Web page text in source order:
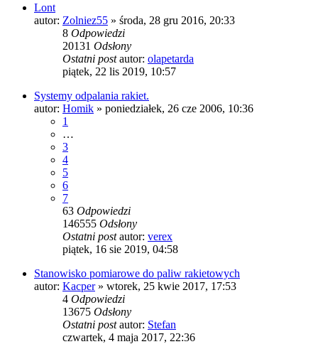
Lont
autor: Zolniez55 » środa, 28 gru 2016, 20:33
8 Odpowiedzi
20131 Odsłony
Ostatni postautor: olapetarda
piątek, 22 lis 2019, 10:57
Systemy odpalania rakiet.
autor: Homik » poniedziałek, 26 cze 2006, 10:36
1
…
3
4
5
6
7
63 Odpowiedzi
146555 Odsłony
Ostatni postautor: verex
piątek, 16 sie 2019, 04:58
Stanowisko pomiarowe do paliw rakietowych
autor: Kacper» wtorek, 25 kwie 2017, 17:53
4 Odpowiedzi
13675 Odsłony
Ostatni postautor: Stefan
czwartek, 4 maja 2017, 22:36